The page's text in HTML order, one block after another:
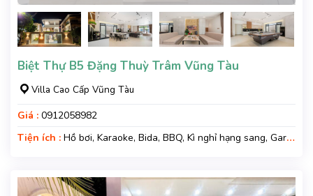
Biệt Thự B5 Đặng Thuỳ Trâm Vũng Tàu
Villa Cao Cấp Vũng Tàu
Giá : 0912058982
Tiện ích : Hồ bơi, Karaoke, Bida, BBQ, Kì nghỉ hạng sang, Gara